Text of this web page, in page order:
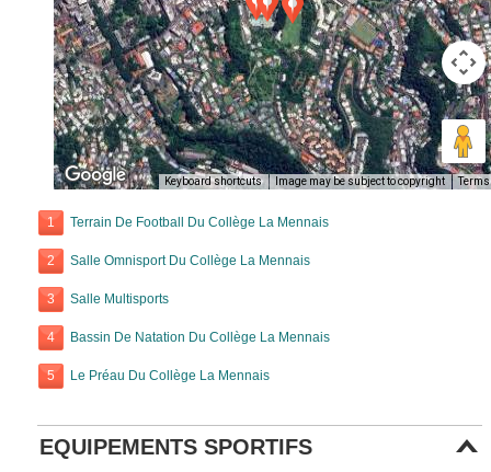
Keyboard shortcuts Image may be subject to copyright Terms
1 Terrain De Football Du Collège La Mennais
2 Salle Omnisport Du Collège La Mennais
3 Salle Multisports
4 Bassin De Natation Du Collège La Mennais
5 Le Préau Du Collège La Mennais
EQUIPEMENTS SPORTIFS